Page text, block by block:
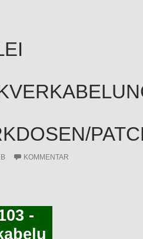
KOMMENTAR
-